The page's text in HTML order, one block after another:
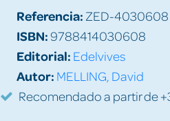
Referencia: ZED-4030608
ISBN:9788414030608
Editorial: Edelvives
Autor: MELLING, David
Recomendado a partir de